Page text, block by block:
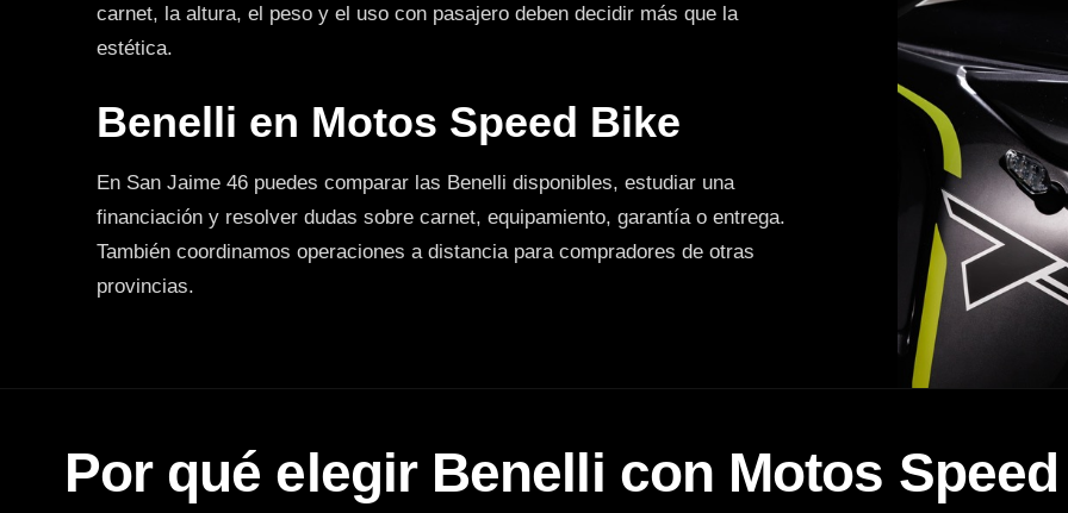
carnet, la altura, el peso y el uso con pasajero deben decidir más que la
estética.
Benelli en Motos Speed Bike
En San Jaime 46 puedes comparar las Benelli disponibles, estudiar una
financiación y resolver dudas sobre carnet, equipamiento, garantía o entrega.
También coordinamos operaciones a distancia para compradores de otras
provincias.
Por qué elegir Benelli con Motos